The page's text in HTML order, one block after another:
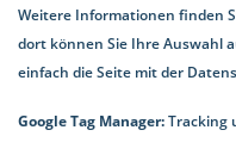
Weitere Informationen finden
dort können Sie Ihre Auswahl
einfach die Seite mit der
Google Tag Manager:Tracking